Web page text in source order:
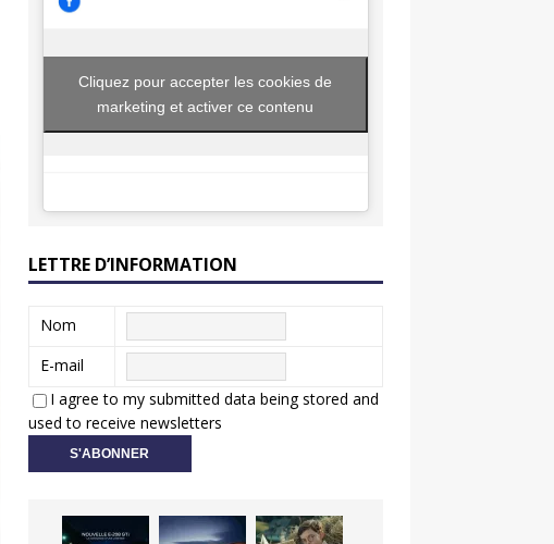
Cliquez pour accepter les cookies de
marketing et activer ce contenu
LETTRE D’INFORMATION
Nom
E-mail
I agree to my submitted data being stored and
used to receive newsletters